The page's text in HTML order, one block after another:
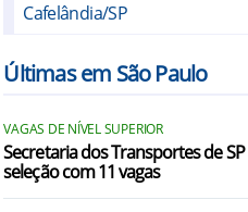
Cafelândia/SP
Elisiário/SP
Fernando Prestes/SP
Últimas em São Paulo
VAGAS DE NÍVEL SUPERIOR
Secretaria dos Transportes de
seleção com 11 vagas